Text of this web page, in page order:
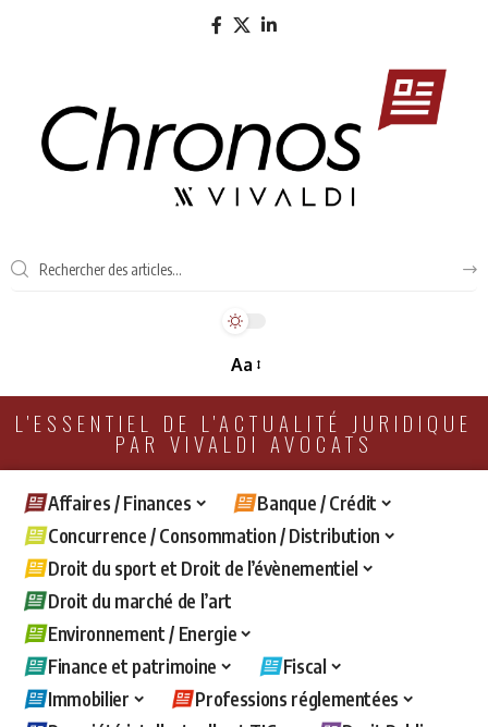
Aa
L'ESSENTIEL DE L'ACTUALITÉ JURIDIQUE
PAR VIVALDI AVOCATS
Affaires / Finances
Banque / Crédit
Concurrence / Consommation / Distribution
Droit du sport et Droit de l’évènementiel
Droit du marché de l’art
Environnement / Energie
Finance et patrimoine
Fiscal
Immobilier
Professions réglementées